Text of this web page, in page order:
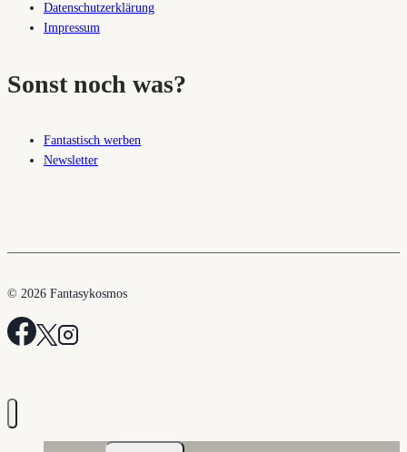
Datenschutzerklärung
Impressum
Sonst noch was?
Fantastisch werben
Newsletter
© 2026 Fantasykosmos